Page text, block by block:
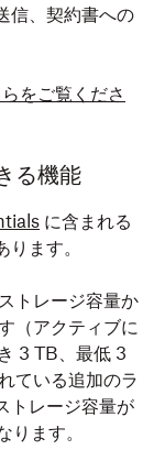
信、契約書への
をご覧くださ
る機能
に含まれる
ます。
トレージ容量か
（アクティブに
3 TB、最低 3
ている追加のラ
トレージ容量が
ます。